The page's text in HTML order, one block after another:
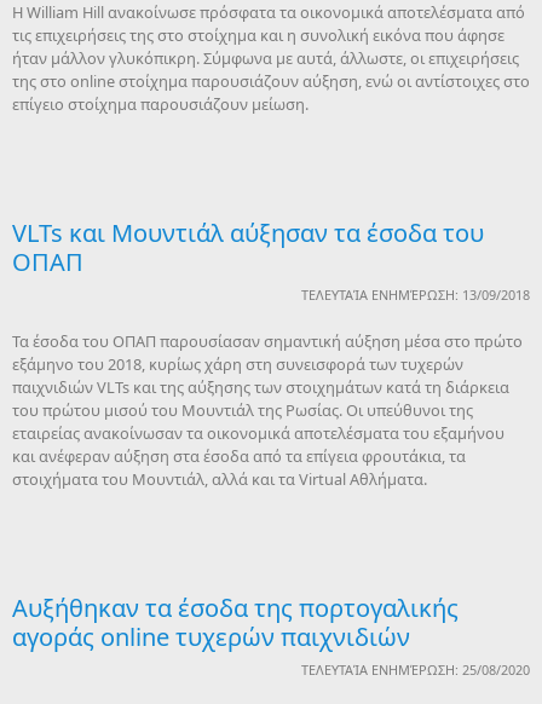
Η William Hill ανακοίνωσε πρόσφατα τα οικονομικά αποτελέσματα από
τις επιχειρήσεις της στο στοίχημα και η συνολική εικόνα που άφησε
ήταν μάλλον γλυκόπικρη. Σύμφωνα με αυτά, άλλωστε, οι επιχειρήσεις
της στο online στοίχημα παρουσιάζουν αύξηση, ενώ οι αντίστοιχες στο
επίγειο στοίχημα παρουσιάζουν μείωση.
VLTs και Μουντιάλ αύξησαν τα έσοδα του
ΟΠΑΠ
ΤΕΛΕΥΤΑΊΑ ΕΝΗΜΈΡΩΣΗ: 13/09/2018
Τα έσοδα του ΟΠΑΠ παρουσίασαν σημαντική αύξηση μέσα στο πρώτο
εξάμηνο του 2018, κυρίως χάρη στη συνεισφορά των τυχερών
παιχνιδιών VLTs και της αύξησης των στοιχημάτων κατά τη διάρκεια
του πρώτου μισού του Μουντιάλ της Ρωσίας. Οι υπεύθυνοι της
εταιρείας ανακοίνωσαν τα οικονομικά αποτελέσματα του εξαμήνου
και ανέφεραν αύξηση στα έσοδα από τα επίγεια φρουτάκια, τα
στοιχήματα του Μουντιάλ, αλλά και τα Virtual Αθλήματα.
Αυξήθηκαν τα έσοδα της πορτογαλικής
αγοράς online τυχερών παιχνιδιών
ΤΕΛΕΥΤΑΊΑ ΕΝΗΜΈΡΩΣΗ: 25/08/2020